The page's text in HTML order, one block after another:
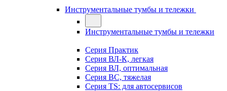
Инструментальные тумбы и тележки
Инструментальные тумбы и тележки
Серия Практик
Серия ВЛ-К, легкая
Серия ВЛ, оптимальная
Серия ВС, тяжелая
Серия TS: для автосервисов